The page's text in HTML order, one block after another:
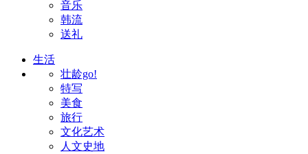
音乐
韩流
送礼
生活
壮龄go!
特写
美食
旅行
文化艺术
人文史地